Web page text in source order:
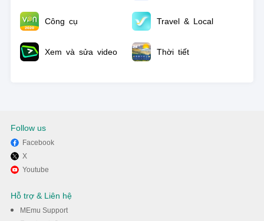
Công cụ Travel & Local
Xem và sửa video Thời tiết
Follow us
Facebook
X
Youtube
Hỗ trợ & Liên hệ
MEmu Support